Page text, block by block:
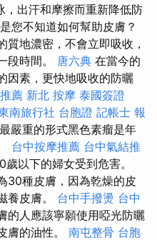
，出汗和摩擦而重新降低防
您不知道如何幫助皮膚？
地濃密，不會立即吸收，
段時間。 唐六典 在當今的
因素，更快地吸收的防曬
薦 新北 按摩 泰國簽證
南旅行社 台胞證 記帳士 報
嚴重的形式黑色素瘤是年
台中按摩推薦 台中氣結推
以下的婦女受到危害。
30種皮膚，因為乾燥的皮
養皮膚。 台中手撥燙 台中
的人應該寧願使用啞光防曬
膚的油性。 南屯整骨 台胞